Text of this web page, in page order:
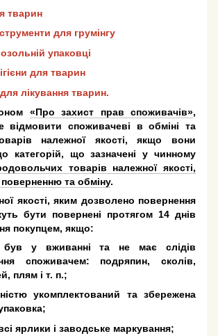
тварин
для грумінгу
упаковці
для тварин
лікування тварин.
«Про захист прав споживачів»,
відмовити споживачеві в обміні та
належної якості, якщо вони
категорій, що зазначені у чинному
товарів належної якості,
та обміну.
якості, яким дозволено повернення
бути повернені протягом 14 днів
покупцем, якщо:
у вживанні та не має слідів
споживачем: подряпин, сколів,
плям і т. п.;
укомплектований та збережена
ярлики і заводське маркування;